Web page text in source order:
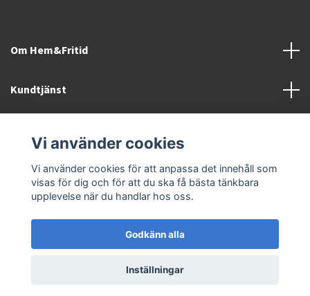
Om Hem&Fritid
Kundtjänst
Sociala medier
© 2026 Hem&Fritid i Sävsjö AB
Vi använder cookies
Vi använder cookies för att anpassa det innehåll som
visas för dig och för att du ska få bästa tänkbara
upplevelse när du handlar hos oss.
Godkänn alla
Inställningar